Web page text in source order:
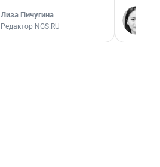
Лиза Пичугина
Редактор NGS.RU